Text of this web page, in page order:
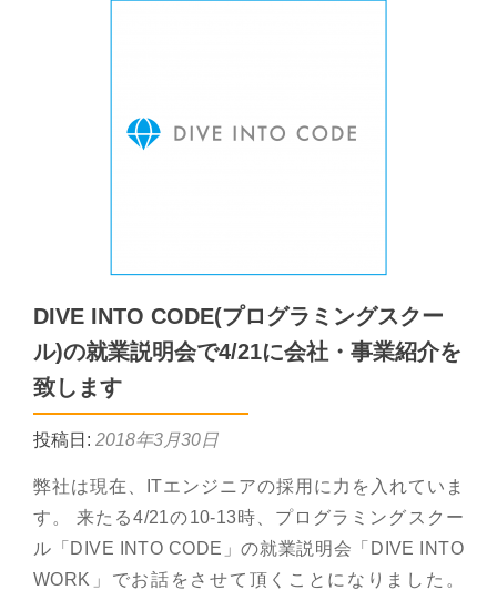
DIVE INTO CODE(プログラミングスクー
ル)の就業説明会で4/21に会社・事業紹介を
致します
投稿日: 2018年3月30日
弊社は現在、ITエンジニアの採用に力を入れていま
す。 来たる4/21の10-13時、プログラミングスクー
ル「DIVE INTO CODE」の就業説明会「DIVE INTO
WORK」でお話をさせて頂くことになりました。